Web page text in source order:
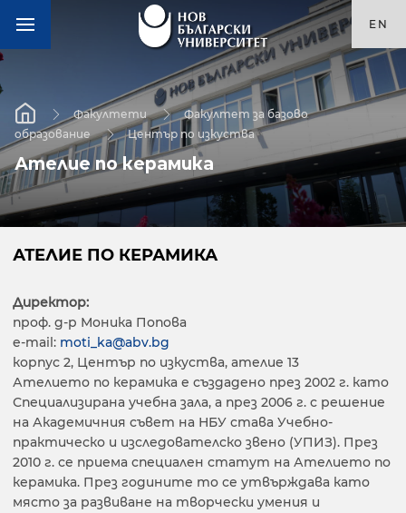
EN
Факултети
Факултет за базово
образование
Център по изкуства
Ателие по керамика
АТЕЛИЕ ПО КЕРАМИКА
Директор:
проф. д-р Моника Попова
e-mail: moti_ka@abv.bg
корпус 2, Център по изкуства, ателие 13
Ателието по керамика е създадено през 2002 г. като
Специализирана учебна зала, а през 2006 г. с решение
на Академичния съвет на НБУ става Учебно-
практическо и изследователско звено (УПИЗ). През
2010 г. се приема специален статут на Ателието по
керамика. През годините то се утвърждава като
място за развиване на творчески умения и